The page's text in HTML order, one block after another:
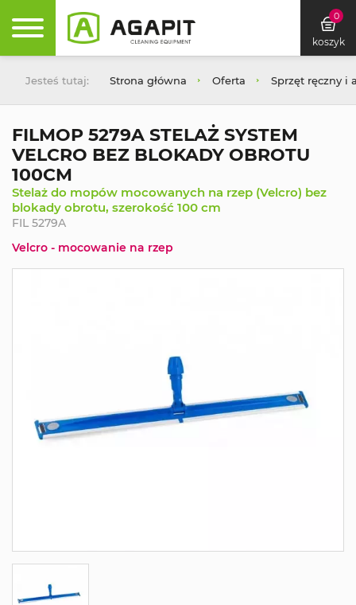
0
koszyk
Jesteś tutaj: Strona główna Oferta Sprzęt ręczny i
FILMOP 5279A STELAŻ SYSTEM
VELCRO BEZ BLOKADY OBROTU
100CM
Stelaż do mopów mocowanych na rzep (Velcro) bez
blokady obrotu, szerokość 100 cm
FIL 5279A
Velcro - mocowanie na rzep